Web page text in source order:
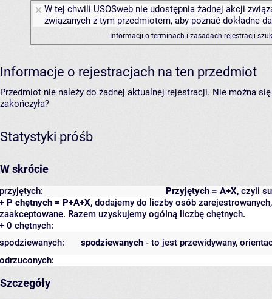
W tej chwili USOSweb nie udostępnia żadnej akcji
związanych z tym przedmiotem, aby poznać dokładne
Informacji o terminach i zasadach rejestracji
Informacje o rejestracjach na ten przedmiot
Przedmiot nie należy do żadnej aktualnej rejestracji. Nie można
zakończyła?
Statystyki próśb
W skrócie
Przyjętych = A+X, czyli
przyjętych:
+ P chętnych = P+A+X, dodajemy do liczby osób
zaakceptowane. Razem uzyskujemy ogólną liczbę chętnych.
+ 0 chętnych:
spodziewanych - to jest przewidywany,
spodziewanych:
odrzuconych:
Szczegóły